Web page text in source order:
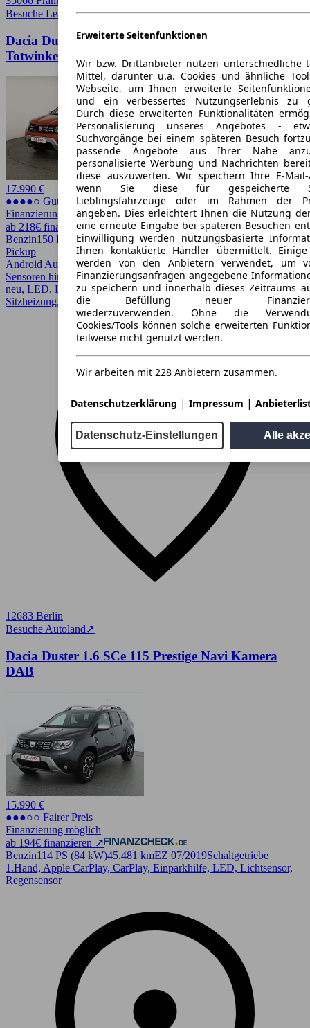
Erweiterte Seitenfunktionen
Wir bzw. Drittanbieter nutzen unterschiedliche
Mittel, darunter u.a. Cookies und ähnliche
Webseite, um Ihnen erweiterte
und ein verbessertes Nutzungserlebnis zu
Durch diese erweiterten Funktionalitäten
Personalisierung unseres Angebotes -
Suchvorgänge bei einem späteren Besuch
passende Angebote aus Ihrer Nähe
personalisierte Werbung und Nachrichten
diese auszuwerten. Wir speichern Ihre E-Mail-
wenn Sie diese für gespeicherte
Lieblingsfahrzeuge oder im Rahmen der
angeben. Dies erleichtert Ihnen die Nutzung
eine erneute Eingabe bei späteren Besuchen
Einwilligung werden nutzungsbasierte
Ihnen kontaktierte Händler übermittelt. Einige
werden von den Anbietern verwendet, um
Finanzierungsanfragen angegebene
zu speichern und innerhalb dieses Zeitraums
die Befüllung neuer
wiederzuverwenden. Ohne die
Cookies/Tools können solche erweiterten
teilweise nicht genutzt werden.
Wir arbeiten mit 228 Anbietern zusammen.
Datenschutzerklärung | Impressum |
Datenschutz-Einstellungen Alle
Besuche Leasingmarkt➚
Dacia Duster 1.3 TCe 150 Prestige LED Navi
Totwinkel
17.990 €
●●●●○ Guter Preis
Finanzierung möglich
ab 218€ finanzieren ↗
Benzin150 PS (110 kW)59.987 kmEZ 01/2022AutomatikSUV /
Pickup
Android Auto, Apple CarPlay, CarPlay, Einparkhilfe, Einparkhilfe
Sensoren hinten, Einparkhilfe Sensoren vorne, Garantie, HU/AU
neu, LED, LED-Scheinwerfer, Lichtsensor, Scheckheftgepflegt,
Sitzheizung, Totwinkel-Assistent, Xenonscheinwerfer
12683 Berlin
Besuche Autoland➚
Dacia Duster 1.6 SCe 115 Prestige Navi Kamera
DAB
15.990 €
●●●○○ Fairer Preis
Finanzierung möglich
ab 194€ finanzieren ↗
Benzin114 PS (84 kW)45.481 kmEZ 07/2019Schaltgetriebe
1.Hand, Apple CarPlay, CarPlay, Einparkhilfe, LED, Lichtsensor,
Regensensor